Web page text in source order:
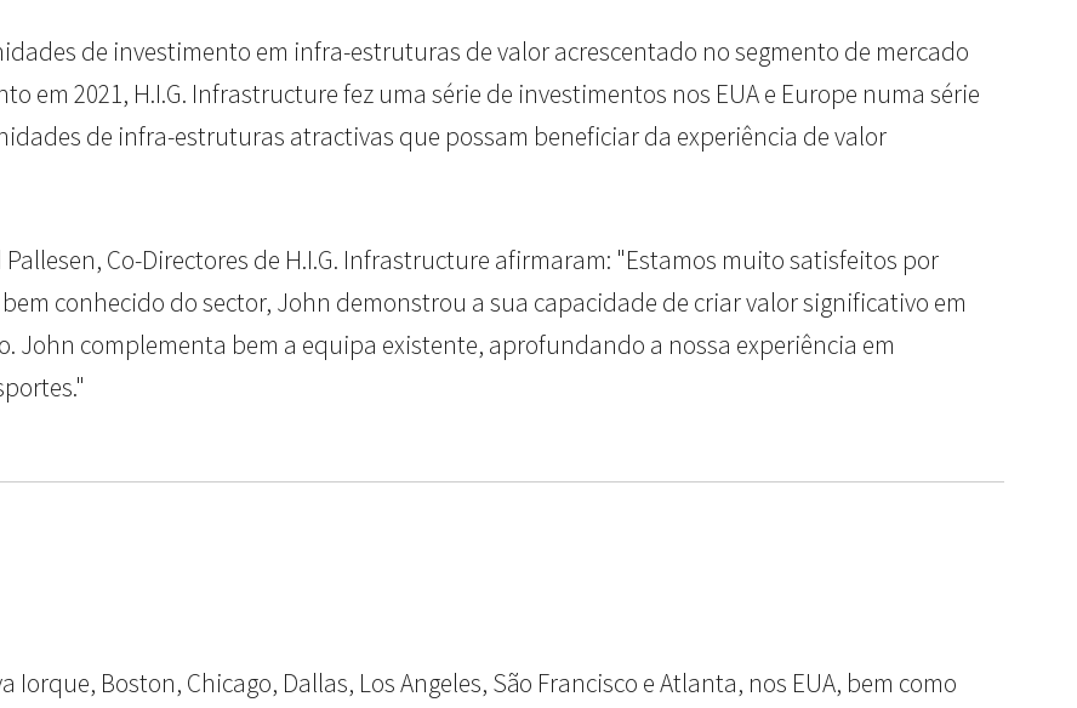
de investimento em infra-estruturas de valor acrescentado no segmento de mercado
em 2021, H.I.G. Infrastructure fez uma série de investimentos nos EUA e Europe numa série
de infra-estruturas atractivas que possam beneficiar da experiência de valor
Co-Directores de H.I.G. Infrastructure afirmaram: "Estamos muito satisfeitos por
conhecido do sector, John demonstrou a sua capacidade de criar valor significativo em
John complementa bem a equipa existente, aprofundando a nossa experiência em
Iorque, Boston, Chicago, Dallas, Los Angeles, São Francisco e Atlanta, nos EUA, bem como